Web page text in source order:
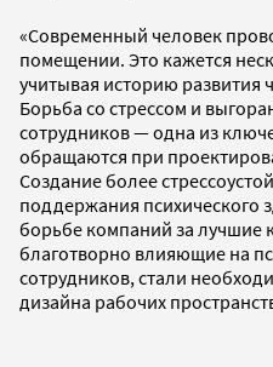
«Современный человек
помещении. Это кажется
учитывая историю развития
Борьба со стрессом и
сотрудников — одна из
обращаются при
Создание более
поддержания психического
борьбе компаний за лучшие
благотворно влияющие на
сотрудников, стали
дизайна рабочих